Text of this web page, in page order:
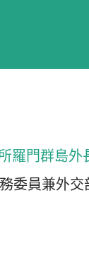
羅門群島外
委員兼外交